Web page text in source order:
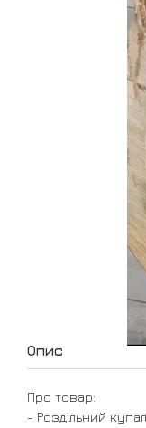
Опис
Про товар:
- Роздільний